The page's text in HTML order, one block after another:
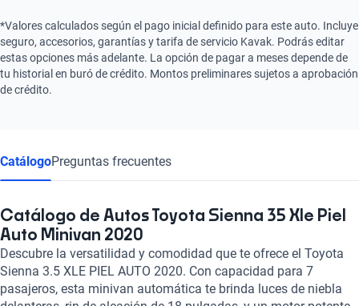
*Valores calculados según el pago inicial definido para este auto. Incluye
seguro, accesorios, garantías y tarifa de servicio Kavak. Podrás editar
estas opciones más adelante. La opción de pagar a meses depende de
tu historial en buró de crédito. Montos preliminares sujetos a aprobación
de crédito.
CatálogoPreguntas frecuentes
Catálogo de Autos Toyota Sienna 35 Xle Piel
Auto Minivan 2020
Descubre la versatilidad y comodidad que te ofrece el Toyota
Sienna 3.5 XLE PIEL AUTO 2020. Con capacidad para 7
pasajeros, esta minivan automática te brinda luces de niebla